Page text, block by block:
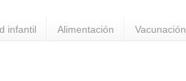
infantil Alimentación Vacunación